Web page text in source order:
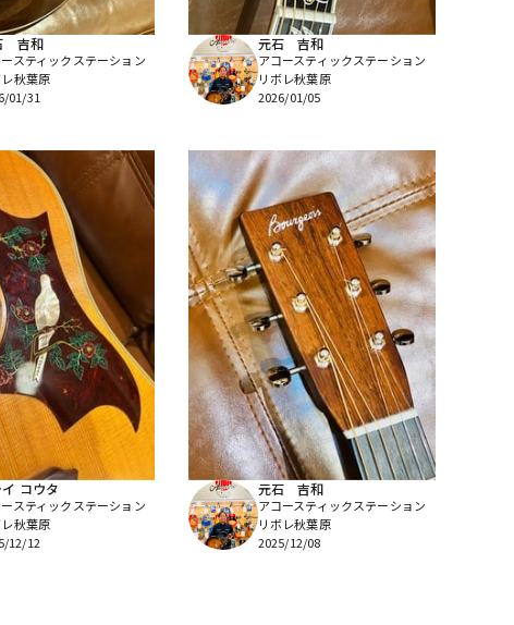
吉和
スティックステーション
秋葉原
01/31
元石 吉和
アコースティックステーション
リボレ秋葉原
2026/01/05
イ コウタ
スティックステーション
秋葉原
12/12
元石 吉和
アコースティックステーション
リボレ秋葉原
2025/12/08